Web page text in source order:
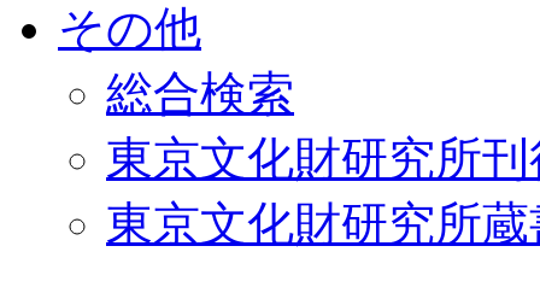
その他
総合検索
東京文化財研究所
東京文化財研究所